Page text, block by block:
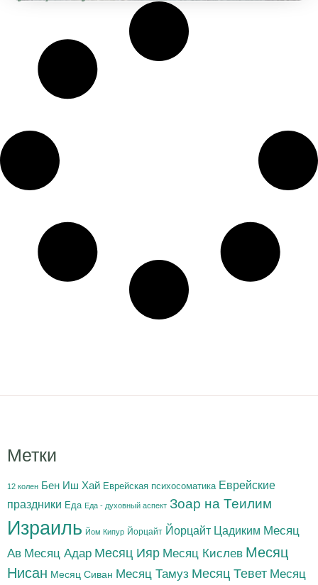
Метки
12 колен Бен Иш Хай Еврейская психосоматика Еврейские
праздники Еда Еда - духовный аспект Зоар на Теилим
Израиль Йом Кипур Йорцайт Йорцайт Цадиким Месяц
Ав Месяц Адар Месяц Ияр Месяц Кислев Месяц
Нисан Месяц Сиван Месяц Тамуз Месяц Тевет Месяц